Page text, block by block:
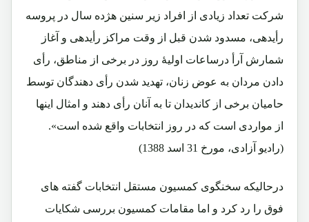
شرکت تعداد زیادی از افراد زیر سنین هژده سال در پروسه
رأیدهی، مسدود شدن قبل از وقت مراکز رأیدهی و آغاز
شمارش آرأ درساعات اولیۀ روز در برخی از مناطق، رأی
دادن مردان به عوض زنان، تهدید شدن رأی دهندگان توسط
حامیان برخی از کاندیدان تا به آنان رأی دهند و امثال اینها
از مواردی است که در روز انتخابات واقع شده است».
(رادیو آزادی، مورخ 31 اسد 1388)
درحالیکه سخنگوی کمسیون مستقل انتخابات گفته های
فوق را رد کرد و اما مقامات کمسیون بررسی شکایات